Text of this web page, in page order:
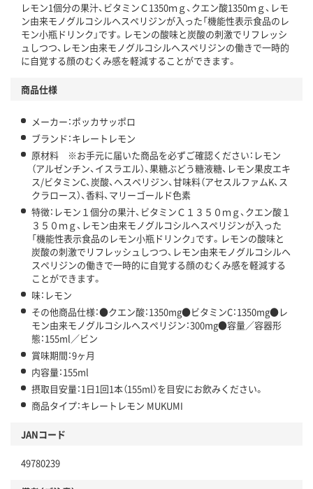
レモン1個分の果汁、ビタミンＣ1350ｍｇ、クエン酸1350ｍｇ、レモ
ン由来モノグルコシルヘスペリジンが入った「機能性表示食品のレ
モン小瓶ドリンク」です。レモンの酸味と炭酸の刺激でリフレッシ
ュしつつ、レモン由来モノグルコシルヘスペリジンの働きで一時的
に自覚する顔のむくみ感を軽減することができます。
商品仕様
メーカー：ポッカサッポロ
ブランド：キレートレモン
原材料 ※お手元に届いた商品を必ずご確認ください：レモン
（アルゼンチン、イスラエル）、果糖ぶどう糖液糖、レモン果皮エキ
ス/ビタミンC、炭酸、ヘスペリジン、甘味料（アセスルファムK、ス
クラロース）、香料、マリーゴールド色素
特徴：レモン１個分の果汁、ビタミンＣ１３５０ｍｇ、クエン酸１
３５０ｍｇ、レモン由来モノグルコシルヘスペリジンが入った
「機能性表示食品のレモン小瓶ドリンク」です。レモンの酸味と
炭酸の刺激でリフレッシュしつつ、レモン由来モノグルコシルヘ
スペリジンの働きで一時的に自覚する顔のむくみ感を軽減する
ことができます。
味：レモン
その他商品仕様：●クエン酸：1350mg●ビタミンC：1350mg●レ
モン由来モノグルコシルヘスペリジン：300mg●容量／容器形
態：155ml／ビン
賞味期間：9ヶ月
内容量：155ml
摂取目安量：1日1回1本（155ml）を目安にお飲みください。
商品タイプ：キレートレモン MUKUMI
JANコード
49780239